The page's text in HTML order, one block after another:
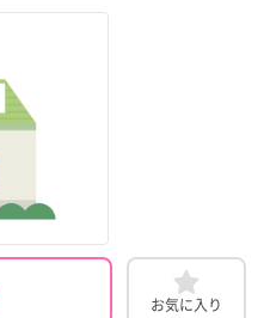
お気に入り